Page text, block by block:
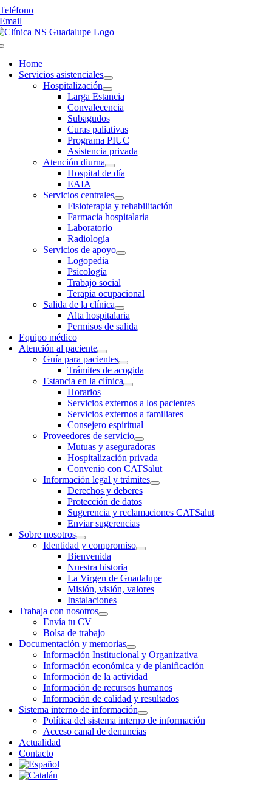
Saltar
al
contenido
Teléfono
Email
Home
Servicios asistenciales
Hospitalización
Larga Estancia
Convalecencia
Subagudos
Curas paliativas
Programa PIUC
Asistencia privada
Atención diurna
Hospital de día
EAIA
Servicios centrales
Fisioterapia y rehabilitación
Farmacia hospitalaria
Laboratorio
Radiología
Servicios de apoyo
Logopedia
Psicología
Trabajo social
Terapia ocupacional
Salida de la clínica
Alta hospitalaria
Permisos de salida
Equipo médico
Atención al paciente
Guía para pacientes
Trámites de acogida
Estancia en la clínica
Horarios
Servicios externos a los pacientes
Servicios externos a familiares
Consejero espiritual
Proveedores de servicio
Mutuas y aseguradoras
Hospitalización privada
Convenio con CATSalut
Información legal y trámites
Derechos y deberes
Protección de datos
Sugerencia y reclamaciones CATSalut
Enviar sugerencias
Sobre nosotros
Identidad y compromiso
Bienvenida
Nuestra historia
La Virgen de Guadalupe
Misión, visión, valores
Instalaciones
Trabaja con nosotros
Envía tu CV
Bolsa de trabajo
Documentación y memorias
Información Institucional y Organizativa
Información económica y de planificación
Información de la actividad
Información de recursos humanos
Información de calidad y resultados
Sistema interno de información
Política del sistema interno de información
Acceso canal de denuncias
Actualidad
Contacto